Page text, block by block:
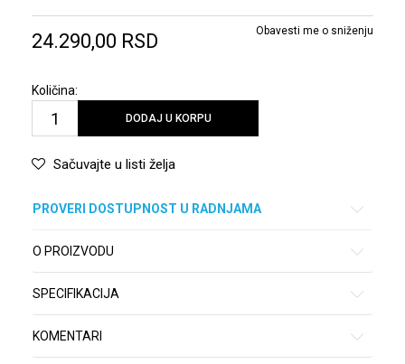
24.290,00 RSD Obavesti me o sniženju
Količina:
DODAJ U KORPU
Sačuvajte u listi želja
PROVERI DOSTUPNOST U RADNJAMA
O PROIZVODU
SPECIFIKACIJA
KOMENTARI